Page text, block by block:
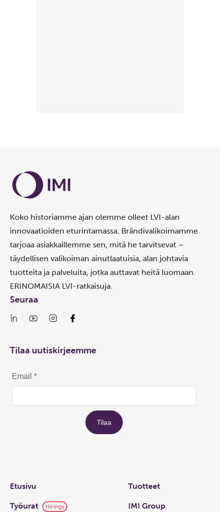
Koko historiamme ajan olemme olleet LVI-alan
innovaatioiden eturintamassa. Brändivalikoimamme
tarjoaa asiakkaillemme sen, mitä he tarvitsevat –
täydellisen valikoiman ainutlaatuisia, alan johtavia
tuotteita ja palveluita, jotka auttavat heitä luomaan
ERINOMAISIA LVI-ratkaisuja.
Links
Etusivu Tuotteet
Työurat Hirings IMI Group
Seuraa
Tilaa uutiskirjeemme